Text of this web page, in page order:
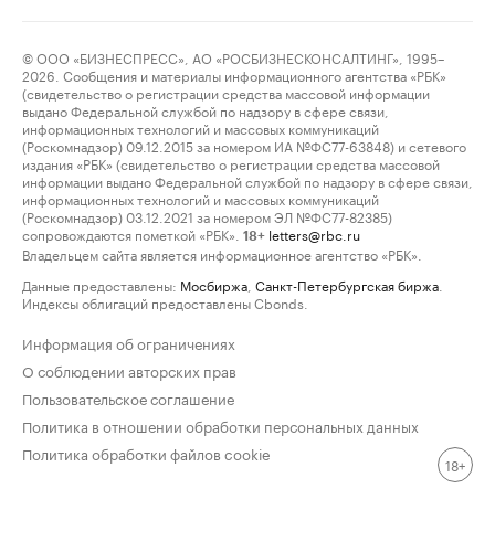
© ООО «БИЗНЕСПРЕСС», АО «РОСБИЗНЕСКОНСАЛТИНГ», 1995–
2026. Сообщения и материалы информационного агентства «РБК»
(свидетельство о регистрации средства массовой информации
выдано Федеральной службой по надзору в сфере связи,
информационных технологий и массовых коммуникаций
(Роскомнадзор) 09.12.2015 за номером ИА №ФС77-63848) и сетевого
издания «РБК» (свидетельство о регистрации средства массовой
информации выдано Федеральной службой по надзору в сфере связи,
информационных технологий и массовых коммуникаций
(Роскомнадзор) 03.12.2021 за номером ЭЛ №ФС77-82385)
сопровождаются пометкой «РБК».
18+ letters@rbc.ru
Владельцем сайта является информационное агентство «РБК».
Данные предоставлены: Мосбиржа Санкт-Петербургская биржа
Индексы облигаций предоставлены Cbonds.
Информация об ограничениях
О соблюдении авторских прав
Пользовательское соглашение
Политика в отношении обработки персональных данных
Политика обработки файлов cookie
18+